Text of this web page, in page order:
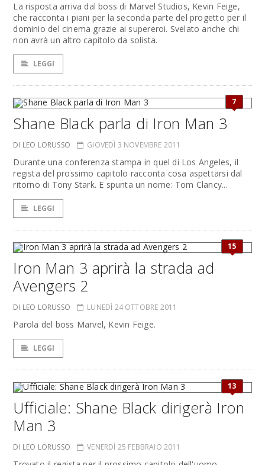
La risposta arriva dal boss di Marvel Studios, Kevin Feige,
che racconta i piani per la seconda parte del progetto per il
dominio del cinema grazie ai supereroi. Svelato anche chi
non avrà un altro capitolo da solista.
LEGGI
7
Shane Black parla di Iron Man 3
DI LEO LORUSSO GIOVEDÌ 3 NOVEMBRE 2011
Durante una conferenza stampa in quel di Los Angeles, il
regista del prossimo capitolo racconta cosa aspettarsi dal
ritorno di Tony Stark. E spunta un nome: Tom Clancy...
LEGGI
15
Iron Man 3 aprirà la strada ad
Avengers 2
DI LEO LORUSSO LUNEDÌ 24 OTTOBRE 2011
Parola del boss Marvel, Kevin Feige.
LEGGI
13
Ufficiale: Shane Black dirigerà Iron
Man 3
DI LEO LORUSSO VENERDÌ 25 FEBBRAIO 2011